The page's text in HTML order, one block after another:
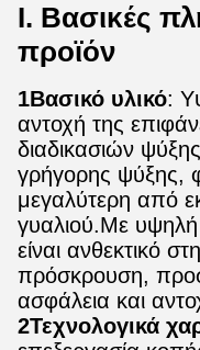
Ι. Βασικές
προϊόν
1Βασικό υλικό:
αντοχή της
διαδικασιών
γρήγορης ψύξης,
μεγαλύτερη από
γυαλιού.Με υψηλή
είναι ανθεκτικό
πρόσκρουση,
ασφάλεια και
2Τεχνολογικά